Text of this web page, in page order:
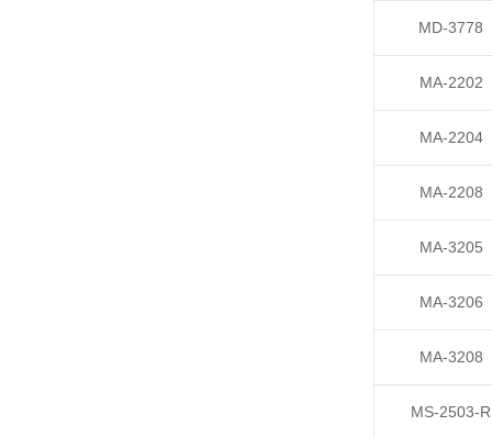
MD-3778
MA-2202
MA-2204
MA-2208
MA-3205
MA-3206
MA-3208
MS-2503-R